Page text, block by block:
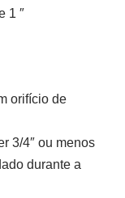
1 ″
orifício de
3/4″ ou menos
durante a